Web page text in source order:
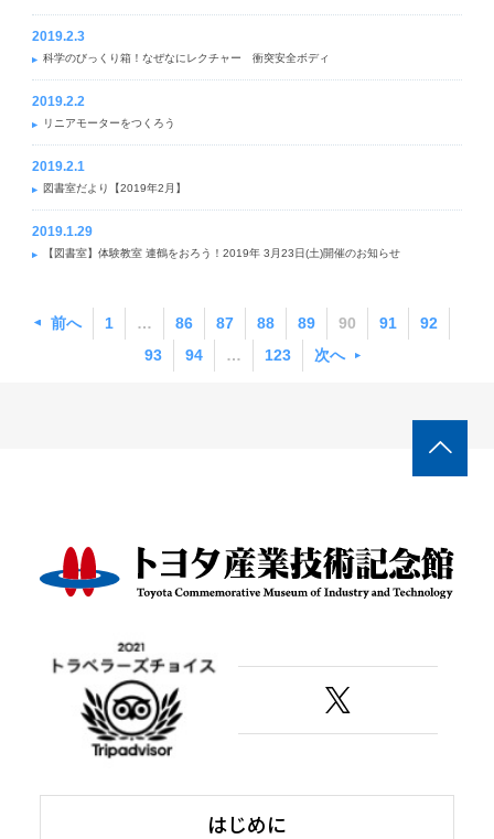
2019.2.3
科学のびっくり箱！なぜなにレクチャー 衝突安全ボディ
2019.2.2
リニアモーターをつくろう
2019.2.1
図書室だより【2019年2月】
2019.1.29
【図書室】体験教室 連鶴をおろう！2019年 3月23日(土)開催のお知らせ
前へ 1 … 86 87 88 89 90 91
92
93
94 … 123 次へ

はじめに